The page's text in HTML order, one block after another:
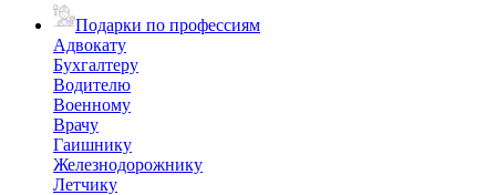
Подарки по профессиям
Адвокату
Бухгалтеру
Водителю
Военному
Врачу
Гаишнику
Железнодорожнику
Летчику